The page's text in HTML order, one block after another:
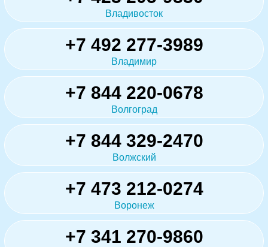
Владивосток
+7 492 277-3989
Владимир
+7 844 220-0678
Волгоград
+7 844 329-2470
Волжский
+7 473 212-0274
Воронеж
+7 341 270-9860